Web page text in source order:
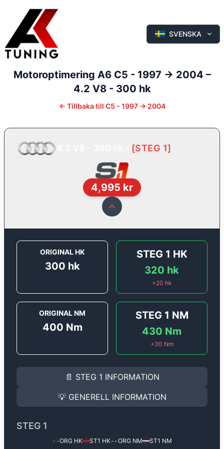
SVENSKA
Motoroptimering A6 C5 - 1997 -> 2004 –
4.2 V8 - 300 hk
← Tillbaka till C5 - 1997 -> 2004
[STEG 1]
4,995 kr
ORIGINAL HK
300 hk
STEG 1 HK
320 hk
+20 hk
ORIGINAL NM
400 Nm
STEG 1 NM
430 Nm
+30 Nm
📄 STEG 1 INFORMATION
INFORMATION
Steg 1
Audi A6 4.2 V8 - 300 hk.
Effekten ökar från300 hktill320 hkoch
(+20 hk & +30 Nm).
Ger mer effekt, högre vridmoment, lägre
Steg 1 mjukvara justerar vi ett antal
💡 GENERELL INFORMATION
✅ All mjukvara är skräddarsydd för din bil
✅ Felsökning inann samt efter optimering
STEG 1
--ORG HK━━ST1 HK--ORG NM━━ST1 NM